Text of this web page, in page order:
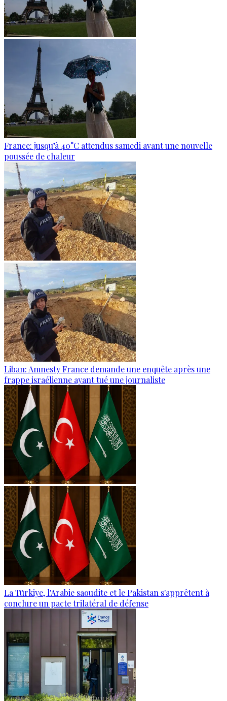
France: jusqu’à 40°C attendus samedi avant une nouvelle
poussée de chaleur
Liban: Amnesty France demande une enquête après une
frappe israélienne ayant tué une journaliste
La Türkiye, l'Arabie saoudite et le Pakistan s'apprêtent à
conclure un pacte trilatéral de défense